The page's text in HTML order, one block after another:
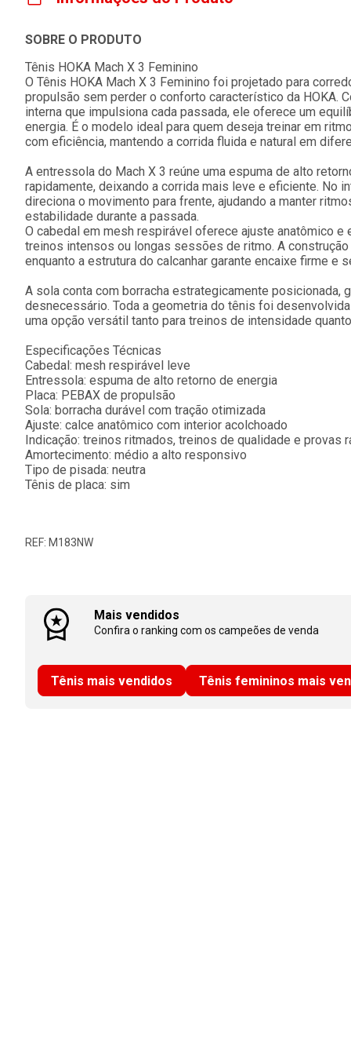
SOBRE O PRODUTO
Tênis HOKA Mach X 3 Feminino
O Tênis HOKA Mach X 3 Feminino foi projetado para
propulsão sem perder o conforto característico da HOKA.
interna que impulsiona cada passada, ele oferece um
energia. É o modelo ideal para quem deseja treinar em
com eficiência, mantendo a corrida fluida e natural em
A entressola do Mach X 3 reúne uma espuma de alto
rapidamente, deixando a corrida mais leve e eficiente. No
direciona o movimento para frente, ajudando a manter
estabilidade durante a passada.
O cabedal em mesh respirável oferece ajuste anatômico
treinos intensos ou longas sessões de ritmo. A
enquanto a estrutura do calcanhar garante encaixe firme e
A sola conta com borracha estrategicamente posicionada,
desnecessário. Toda a geometria do tênis foi
uma opção versátil tanto para treinos de intensidade
Especificações Técnicas
Cabedal: mesh respirável leve
Entressola: espuma de alto retorno de energia
Placa: PEBAX de propulsão
Sola: borracha durável com tração otimizada
Ajuste: calce anatômico com interior acolchoado
Indicação: treinos ritmados, treinos de qualidade e provas
Amortecimento: médio a alto responsivo
Tipo de pisada: neutra
Tênis de placa: sim
REF: M183NW
Mais vendidos
Confira o ranking com os campeões de venda
Tênis mais vendidos Tênis femininos mais